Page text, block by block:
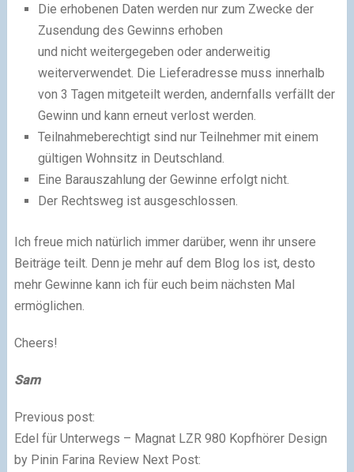
Die erhobenen Daten werden nur zum Zwecke der
Zusendung des Gewinns erhoben
und nicht weitergegeben oder anderweitig
weiterverwendet. Die Lieferadresse muss innerhalb
von 3 Tagen mitgeteilt werden, andernfalls verfällt der
Gewinn und kann erneut verlost werden.
Teilnahmeberechtigt sind nur Teilnehmer mit einem
gültigen Wohnsitz in Deutschland.
Eine Barauszahlung der Gewinne erfolgt nicht.
Der Rechtsweg ist ausgeschlossen.
Ich freue mich natürlich immer darüber, wenn ihr unsere
Beiträge teilt. Denn je mehr auf dem Blog los ist, desto
mehr Gewinne kann ich für euch beim nächsten Mal
ermöglichen.
Cheers!
Sam
Previous post:
Edel für Unterwegs – Magnat LZR 980 Kopfhörer Design
by Pinin Farina Review Next Post: